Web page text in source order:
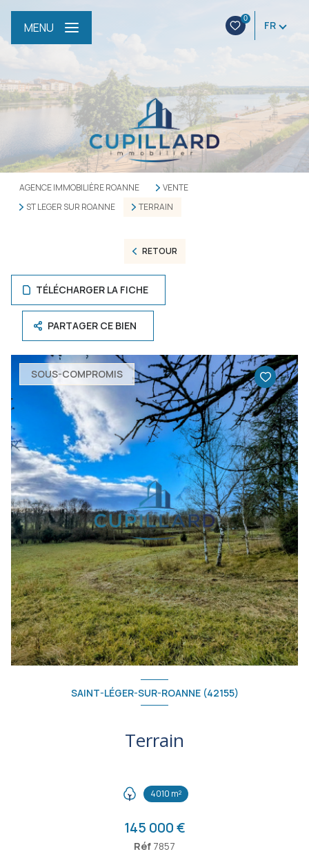
0
FR
MENU
AGENCE IMMOBILIÈRE ROANNE
VENTE
ST LEGER SUR ROANNE
TERRAIN
RETOUR
TÉLÉCHARGER LA FICHE
PARTAGER CE BIEN
SOUS-COMPROMIS
SAINT-LÉGER-SUR-ROANNE (42155)
Terrain
4010 m²
145 000 €
Réf 7857